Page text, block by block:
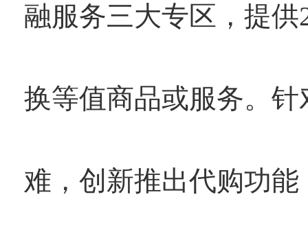
融服务三大专区，提
换等值商品或服务。
难，创新推出代购功